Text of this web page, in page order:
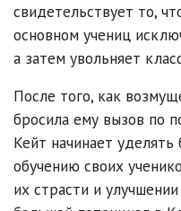
свидетельствует то,
основном учениц
а затем увольняет
После того, как
бросила ему вызов по
Кейт начинает
обучению своих
их страсти и